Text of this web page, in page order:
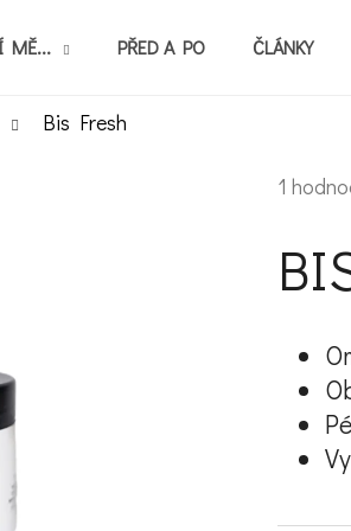
MĚ... PŘED A PO ČLÁNKY
Bis Fresh
1
Co potřebujete najít?